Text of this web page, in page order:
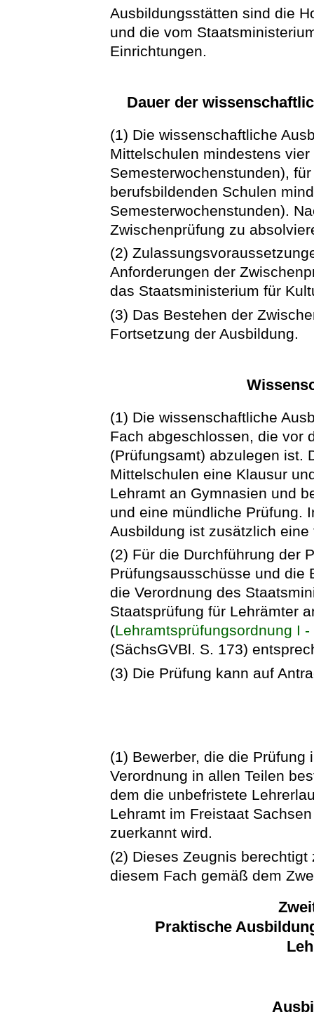
Ausbildungsstätten sind die
und die vom
Einrichtungen.
Dauer der
(1) Die wissenschaftliche
Mittelschulen mindestens
Semesterwochenstunden),
berufsbildenden Schulen
Semesterwochenstunden).
Zwischenprüfung zu
(2)
Anforderungen der
das Staatsministerium für
(3) Das Bestehen der
Fortsetzung der Ausbildung.
(1) Die wissenschaftliche
Fach abgeschlossen, die vor
(Prüfungsamt) abzulegen ist.
Mittelschulen eine Klausur
Lehramt an Gymnasien und
und eine mündliche Prüfung.
Ausbildung ist zusätzlich
(2) Für die Durchführung der
Prüfungsausschüsse und die
die Verordnung des
Staatsprüfung für Lehrämter
(Lehramtsprüfungsordnung I -
(SächsGVBl. S. 173)
(3) Die Prüfung kann auf
(1) Bewerber, die die
Verordnung in allen Teilen
dem die unbefristete
Lehramt im Freistaat
zuerkannt wird.
(2) Dieses Zeugnis
diesem Fach gemäß dem
Praktische